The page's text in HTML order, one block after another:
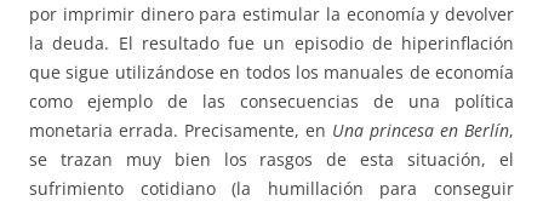
por imprimir dinero para estimular la economía y devolver
la deuda. El resultado fue un episodio de hiperinflación
que sigue utilizándose en todos los manuales de economía
como ejemplo de las consecuencias de una política
monetaria errada. Precisamente, en Una princesa en Berlín,
se trazan muy bien los rasgos de esta situación, el
sufrimiento cotidiano (la humillación para conseguir